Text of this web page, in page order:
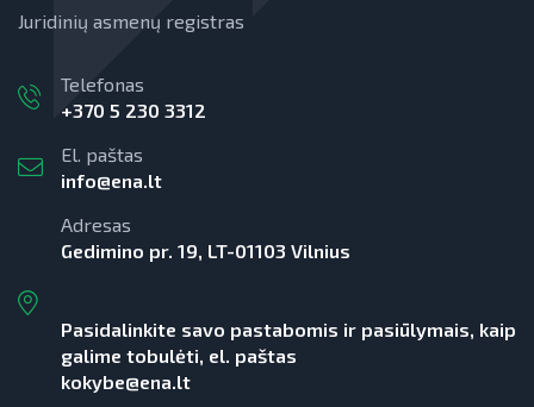
Juridinių asmenų registras
Telefonas
+370 5 230 3312
El. paštas
info@ena.lt
Adresas
Gedimino pr. 19, LT-01103 Vilnius
Pasidalinkite savo pastabomis ir pasiūlymais, kaip
galime tobulėti, el. paštas
kokybe@ena.lt